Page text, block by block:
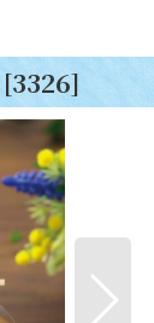
[3326]